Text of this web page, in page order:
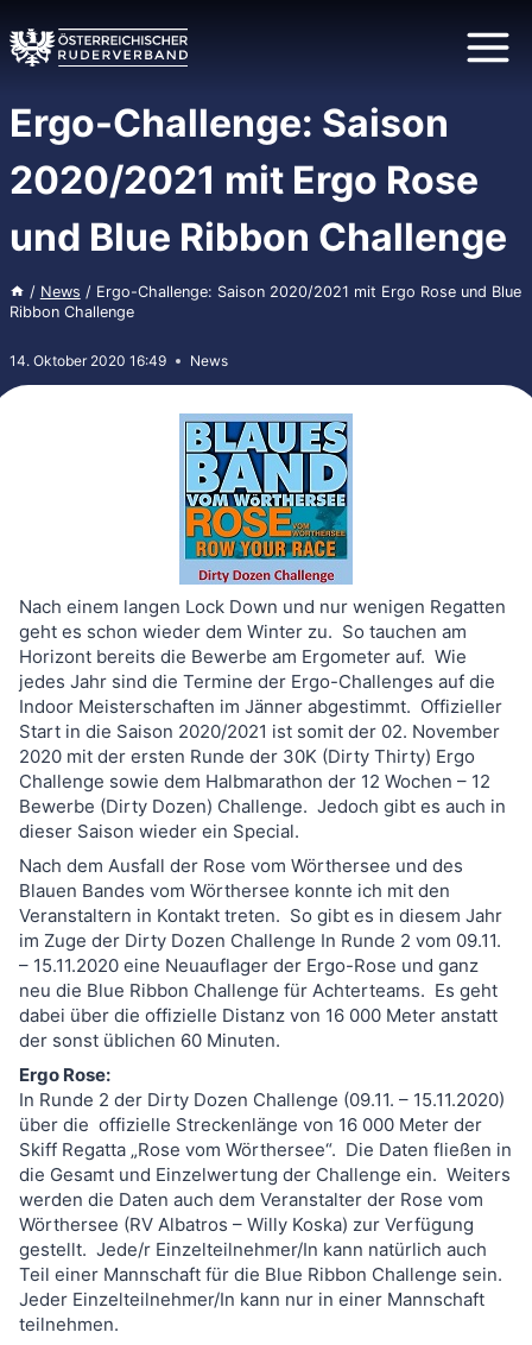
Inhalt
springen
Ergo-Challenge: Saison
2020/2021 mit Ergo Rose
und Blue Ribbon Challenge
/ News / Ergo-Challenge: Saison 2020/2021 mit Ergo Rose und Blue
Ribbon Challenge
14. Oktober 2020 16:49 News
Nach einem langen Lock Down und nur wenigen Regatten
geht es schon wieder dem Winter zu. So tauchen am
Horizont bereits die Bewerbe am Ergometer auf. Wie
jedes Jahr sind die Termine der Ergo-Challenges auf die
Indoor Meisterschaften im Jänner abgestimmt. Offizieller
Start in die Saison 2020/2021 ist somit der 02. November
2020 mit der ersten Runde der 30K (Dirty Thirty) Ergo
Challenge sowie dem Halbmarathon der 12 Wochen – 12
Bewerbe (Dirty Dozen) Challenge. Jedoch gibt es auch in
dieser Saison wieder ein Special.
Nach dem Ausfall der Rose vom Wörthersee und des
Blauen Bandes vom Wörthersee konnte ich mit den
Veranstaltern in Kontakt treten. So gibt es in diesem Jahr
im Zuge der Dirty Dozen Challenge In Runde 2 vom 09.11.
– 15.11.2020 eine Neuauflager der Ergo-Rose und ganz
neu die Blue Ribbon Challenge für Achterteams. Es geht
dabei über die offizielle Distanz von 16 000 Meter anstatt
der sonst üblichen 60 Minuten.
Ergo Rose:
In Runde 2 der Dirty Dozen Challenge (09.11. – 15.11.2020)
über die offizielle Streckenlänge von 16 000 Meter der
Skiff Regatta „Rose vom Wörthersee“. Die Daten fließen in
die Gesamt und Einzelwertung der Challenge ein. Weiters
werden die Daten auch dem Veranstalter der Rose vom
Wörthersee (RV Albatros – Willy Koska) zur Verfügung
gestellt. Jede/r Einzelteilnehmer/In kann natürlich auch
Teil einer Mannschaft für die Blue Ribbon Challenge sein.
Jeder Einzelteilnehmer/In kann nur in einer Mannschaft
teilnehmen.